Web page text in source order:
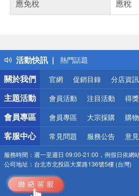
應免稅
應稅
活動快訊
得獎公告
熱門話題
銀行優惠
偏遠地區配送
詐騙網頁！請小心！
關於我們
官網 促銷目錄 分店資訊
主題活動 會員活動 注目活動 得
會員專區 會員專區 大宗採購 購
客服中心 常見問題 服務公告 意
服務時間： 週一至週日 09:00-21:00，例假日依網
公司地址： 台北市北投區大業路136號5樓 (台灣)